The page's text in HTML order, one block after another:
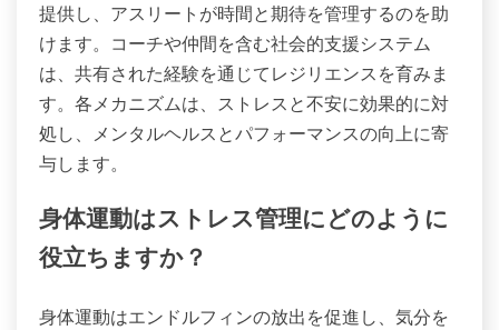
提供し、アスリートが時間と期待を管理するのを助
けます。コーチや仲間を含む社会的支援システム
は、共有された経験を通じてレジリエンスを育みま
す。各メカニズムは、ストレスと不安に効果的に対
処し、メンタルヘルスとパフォーマンスの向上に寄
与します。
身体運動はストレス管理にどのように
役立ちますか？
身体運動はエンドルフィンの放出を促進し、気分を